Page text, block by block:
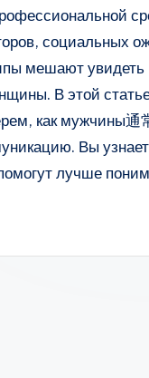
социальных
мешают
В этой
как мужчины通
Вы
лучше